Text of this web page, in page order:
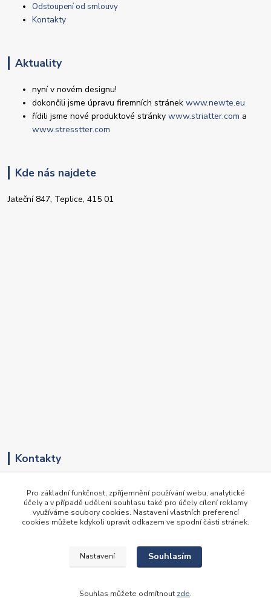
Odstoupení od smlouvy
Kontakty
Aktuality
nyní v novém designu!
dokončili jsme úpravu firemních stránekwww.newte.eu
řídili jsme nové produktové stránkywww.striatter.com a
www.stresstter.com
Kde nás najdete
Jateční 847, Teplice, 415 01
Kontakty
+420 417 536 531
(Pondělí-Pátek, 8-16 hod.)
obchod@newte.cz
© 2014-2026 Newte spol. s r. o. - všechna práva vyhrazena
Pro základní funkčnost, zpříjemnění používání webu, analytické
účely a v případě udělení souhlasu také pro účely cílení reklamy
využíváme soubory cookies. Nastavení vlastních preferencí
cookies můžete kdykoli upravit odkazem ve spodní části stránek.
Nastavení Souhlasím
Souhlas můžete odmítnout zde.